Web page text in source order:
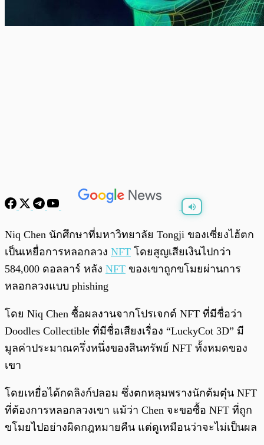
พร้อมเล่น 0:00/ 0:00
Niq Chen นักศึกษาที่มหาวิทยาลัย Tongji ของเซี่ยงไฮ้ตก
เป็นเหยื่อการหลอกลวง NFT โดยสูญเสียเงินไปกว่า
584,000 ดอลลาร์ หลัง NFT ของเขาถูกขโมยผ่านการ
หลอกลวงแบบ phishing
โดย Niq Chen ซื้อผลงานจากโปรเจกต์ NFT ที่มีชื่อว่า
Doodles Collectible ที่มีชื่อเสียงเรื่อง “LuckyCot 3D” มี
มูลค่าประมาณครึ่งหนึ่งของสินทรัพย์ NFT ทั้งหมดของ
เขา
โดยเหยื่อได้กดลิงก์ปลอม ซึ่งตกหลุมพรางนักต้มตุ๋น NFT
ที่ต้องการหลอกลวงเขา แม้ว่า Chen จะขอซื้อ NFT ที่ถูก
ขโมยไปอย่างผิดกฎหมายคืน แต่ดูเหมือนว่าจะไม่เป็นผล